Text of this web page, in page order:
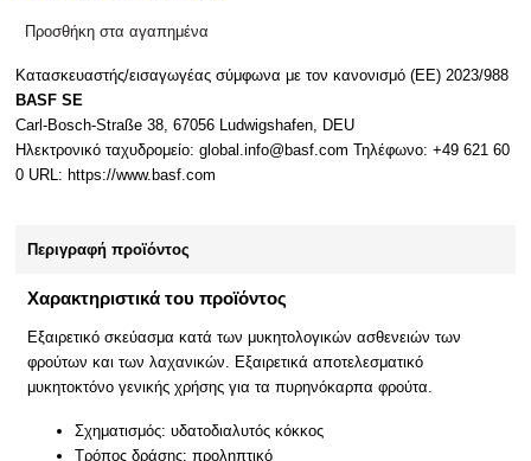
Προσθήκη στα αγαπημένα
Κατασκευαστής/εισαγωγέας σύμφωνα με τον κανονισμό (ΕΕ) 2023/988
BASF SE
Carl-Bosch-Straße 38, 67056 Ludwigshafen, DEU
Ηλεκτρονικό ταχυδρομείο: global.info@basf.com Τηλέφωνο: +49 621 60
0 URL: https://www.basf.com
Περιγραφή προϊόντος
Χαρακτηριστικά του προϊόντος
Εξαιρετικό σκεύασμα κατά των μυκητολογικών ασθενειών των
φρούτων και των λαχανικών. Εξαιρετικά αποτελεσματικό
μυκητοκτόνο γενικής χρήσης για τα πυρηνόκαρπα φρούτα.
Σχηματισμός: υδατοδιαλυτός κόκκος
Τρόπος δράσης: προληπτικό